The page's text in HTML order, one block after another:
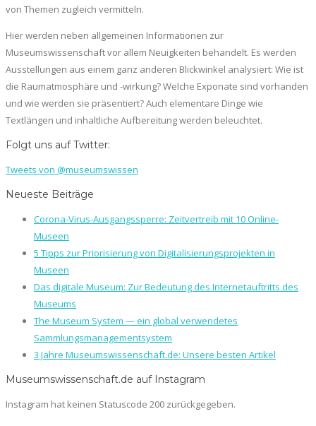
von Themen zugleich vermitteln.
Hier werden neben allgemeinen Informationen zur
Museumswissenschaft vor allem Neuigkeiten behandelt. Es werden
Ausstellungen aus einem ganz anderen Blickwinkel analysiert: Wie ist
die Raumatmosphäre und -wirkung? Welche Exponate sind vorhanden
und wie werden sie präsentiert? Auch elementare Dinge wie
Textlängen und inhaltliche Aufbereitung werden beleuchtet.
Folgt uns auf Twitter:
Tweets von @museumswissen
Neueste Beiträge
Corona-Virus-Ausgangssperre: Zeitvertreib mit 10 Online-
Museen
5 Tipps zur Priorisierung von Digitalisierungsprojekten in
Museen
Das digitale Museum: Zur Bedeutung des Internetauftritts des
Museums
The Museum System — ein global verwendetes
Sammlungsmanagementsystem
3 Jahre Museumswissenschaft.de: Unsere besten Artikel
Museumswissenschaft.de auf Instagram
Instagram hat keinen Statuscode 200 zurückgegeben.